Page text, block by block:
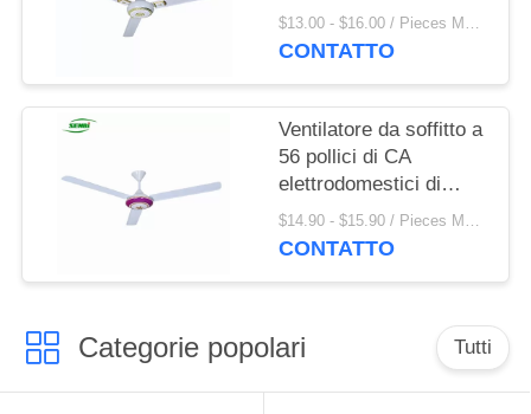
220V 80W di velocità
per la casa
$13.00 - $16.00 / Pieces MOQ:900 pezzo/pezzi
CONTATTO
Ventilatore da soffitto a
56 pollici di CA
elettrodomestici di
grado di oscillazione di
360 gradi
$14.90 - $15.90 / Pieces MOQ:1000 Piece / Pieces
CONTATTO
Categorie popolari Tutti